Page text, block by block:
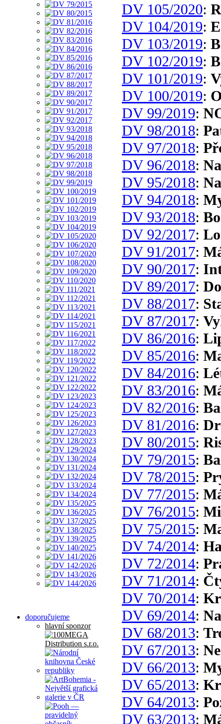
doporučujeme
hlavní sponzor
DV 105/2020:
DV 104/2019:
DV 103/2019:
DV 102/2019:
DV 101/2019:
DV 100/2019:
DV 99/2019:
DV 98/2018:
DV 97/2018:
DV 96/2018:
DV 95/2018:
DV 94/2018:
DV 93/2018:
DV 92/2017:
DV 91/2017:
DV 90/2017:
DV 89/2017:
DV 88/2017:
DV 87/2017:
DV 86/2016:
DV 85/2016:
DV 84/2016:
DV 83/2016:
DV 82/2016:
DV 81/2016:
DV 80/2015:
DV 79/2015:
DV 78/2015:
DV 77/2015:
DV 76/2015:
DV 75/2015:
DV 74/2014:
DV 72/2014:
DV 71/2014:
DV 70/2014:
DV 69/2014:
DV 68/2013:
DV 67/2013:
DV 66/2013:
DV 65/2013:
DV 64/2013:
DV 63/2013: